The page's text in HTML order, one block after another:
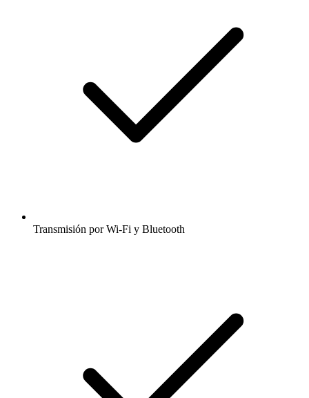
Transmisión por Wi-Fi y Bluetooth